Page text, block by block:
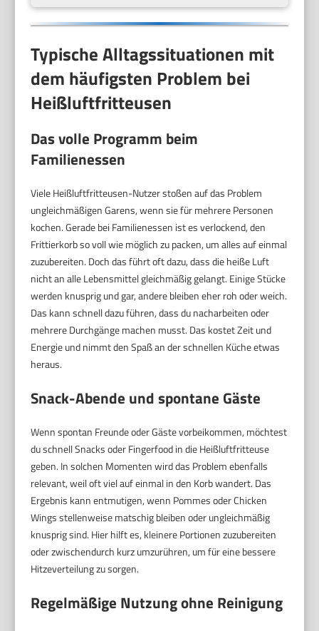
Typische Alltagssituationen mit
dem häufigsten Problem bei
Heißluftfritteusen
Das volle Programm beim
Familienessen
Viele Heißluftfritteusen-Nutzer stoßen auf das Problem
ungleichmäßigen Garens, wenn sie für mehrere Personen
kochen. Gerade bei Familienessen ist es verlockend, den
Frittierkorb so voll wie möglich zu packen, um alles auf einmal
zuzubereiten. Doch das führt oft dazu, dass die heiße Luft
nicht an alle Lebensmittel gleichmäßig gelangt. Einige Stücke
werden knusprig und gar, andere bleiben eher roh oder weich.
Das kann schnell dazu führen, dass du nacharbeiten oder
mehrere Durchgänge machen musst. Das kostet Zeit und
Energie und nimmt den Spaß an der schnellen Küche etwas
heraus.
Snack-Abende und spontane Gäste
Wenn spontan Freunde oder Gäste vorbeikommen, möchtest
du schnell Snacks oder Fingerfood in die Heißluftfritteuse
geben. In solchen Momenten wird das Problem ebenfalls
relevant, weil oft viel auf einmal in den Korb wandert. Das
Ergebnis kann entmutigen, wenn Pommes oder Chicken
Wings stellenweise matschig bleiben oder ungleichmäßig
knusprig sind. Hier hilft es, kleinere Portionen zuzubereiten
oder zwischendurch kurz umzurühren, um für eine bessere
Hitzeverteilung zu sorgen.
Regelmäßige Nutzung ohne Reinigung